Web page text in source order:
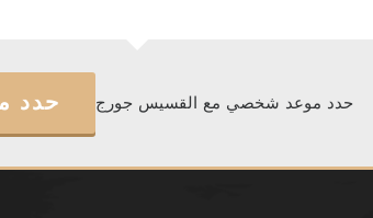
حدد موعد شخصي مع القسيس جورج حدد